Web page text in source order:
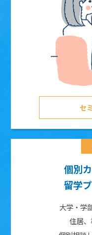
セ
個別
留学
大学・学
住居